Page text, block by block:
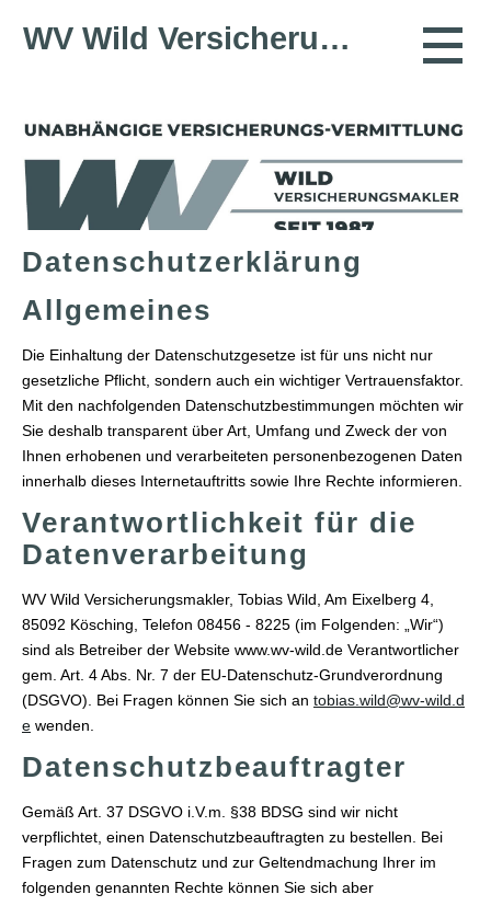
WV Wild Ver­sicherungs­makler
Datenschutzerklärung
Allgemeines
Die Einhaltung der Datenschutzgesetze ist für uns nicht nur
gesetzliche Pflicht, sondern auch ein wichtiger Vertrauensfaktor.
Mit den nachfolgenden Datenschutzbestimmungen möchten wir
Sie deshalb transparent über Art, Umfang und Zweck der von
Ihnen erhobenen und verarbeiteten personenbezogenen Daten
innerhalb dieses Internetauftritts sowie Ihre Rechte informieren.
Verantwortlichkeit für die
Datenverarbeitung
WV Wild Ver­sicherungs­makler, Tobias Wild, Am Eixelberg 4,
85092 Kösching, Telefon 08456 - 8225 (im Folgenden: „Wir“)
sind als Betreiber der Website www.wv-wild.de Verantwortlicher
gem. Art. 4 Abs. Nr. 7 der EU-Datenschutz-Grundverordnung
(DSGVO). Bei Fragen können Sie sich an tobias.wild@wv-wild.d
e wenden.
Datenschutzbeauftragter
Gemäß Art. 37 DSGVO i.V.m. §38 BDSG sind wir nicht
verpflichtet, einen Datenschutzbeauftragten zu bestellen. Bei
Fragen zum Datenschutz und zur Geltendmachung Ihrer im
folgenden genannten Rechte können Sie sich aber